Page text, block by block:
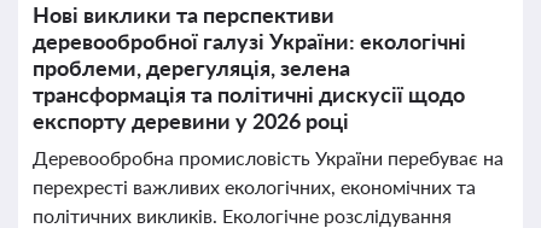
Нові виклики та перспективи
деревообробної галузі України: екологічні
проблеми, дерегуляція, зелена
трансформація та політичні дискусії щодо
експорту деревини у 2026 році
Деревообробна промисловість України перебуває на
перехресті важливих екологічних, економічних та
політичних викликів. Екологічне розслідування